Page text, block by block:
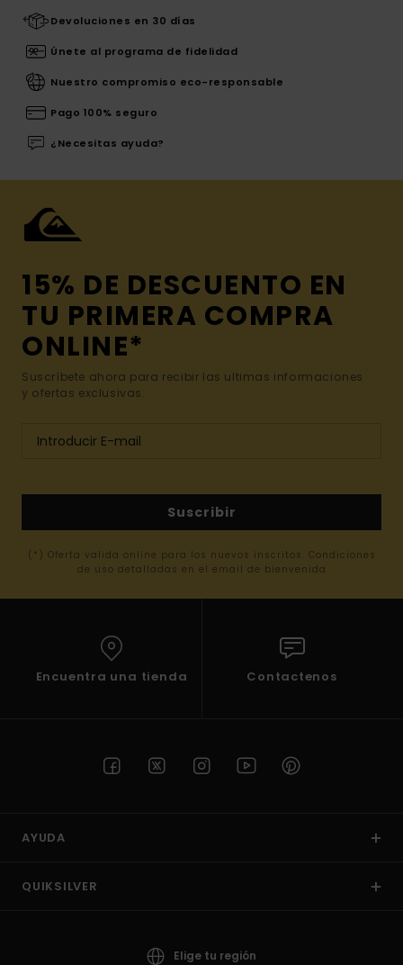
Devoluciones en 30 días
Únete al programa de fidelidad
Nuestro compromiso eco-responsable
Pago 100% seguro
¿Necesitas ayuda?
15% DE DESCUENTO EN
TU PRIMERA COMPRA
ONLINE*
Suscríbete ahora para recibir las ultimas informaciones
y ofertas exclusivas.
Suscribir
(*) Oferta valida online para los nuevos inscritos. Condiciones
de uso detalladas en el email de bienvenida
Encuentra una tienda Contactenos
AYUDA
QUIKSILVER
Elige tu región